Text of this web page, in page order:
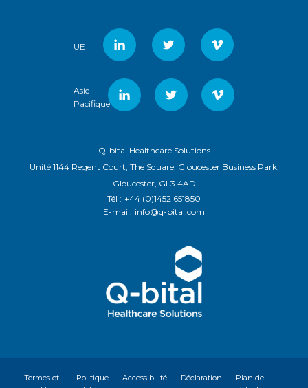
UE
Asie-
Pacifique
Q-bital Healthcare Solutions
Unité 1144 Regent Court, The Square, Gloucester Business Park,
Gloucester, GL3 4AD
Tél : +44 (0)1452 651850
E-mail: info@q-bital.com
Termes et
Politique
Accessibilité
Déclaration
Plan de